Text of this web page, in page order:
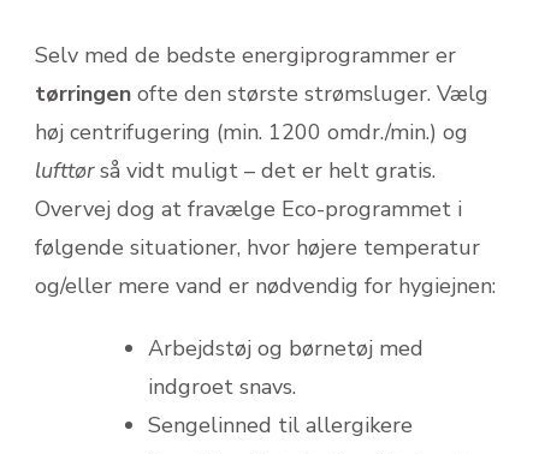
Selv med de bedste energiprogrammer er
tørringen ofte den største strømsluger. Vælg
høj centrifugering (min. 1200 omdr./min.) og
lufttørså vidt muligt – det er helt gratis.
Overvej dog at fravælge Eco-programmet i
følgende situationer, hvor højere temperatur
og/eller mere vand er nødvendig for hygiejnen:
Arbejdstøj og børnetøj med
indgroet snavs.
Sengelinned til allergikere